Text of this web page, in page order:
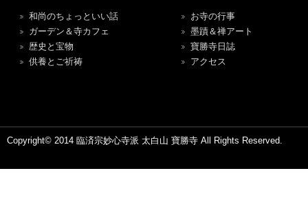
和尚のちょっといい話
ガーデン＆寺カフェ
歴史と宝物
供養とご祈祷
お寺の行事
墨蹟＆禅アート
寶勝寺日誌
アクセス
Copyright© 2014 臨済宗妙心寺派 太白山 寶勝寺 All Rights Reserved.